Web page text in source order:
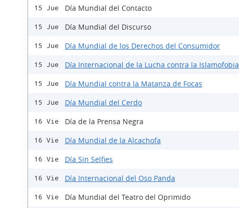
15 Jue Día Mundial del Contacto
15 Jue Día Mundial del Discurso
15 Jue Día Mundial de los Derechos del Consumidor
15 Jue Día Internacional de la Lucha contra la Islamofobia
15 Jue Día Mundial contra la Matanza de Focas
15 Jue Día Mundial del Cerdo
16 Vie Día de la Prensa Negra
16 Vie Día Mundial de la Alcachofa
16 Vie Día Sin Selfies
16 Vie Día Internacional del Oso Panda
16 Vie Día Mundial del Teatro del Oprimido